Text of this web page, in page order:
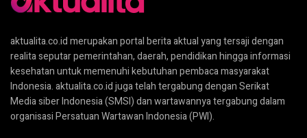
aktualita.co.id merupakan portal berita aktual yang tersaji dengan
realita seputar pemerintahan, daerah, pendidikan hingga informasi
kesehatan untuk memenuhi kebutuhan pembaca masyarakat
Indonesia. aktualita.co.id juga telah tergabung dengan Serikat
Media siber Indonesia (SMSI) dan wartawannya tergabung dalam
organisasi Persatuan Wartawan Indonesia (PWI).